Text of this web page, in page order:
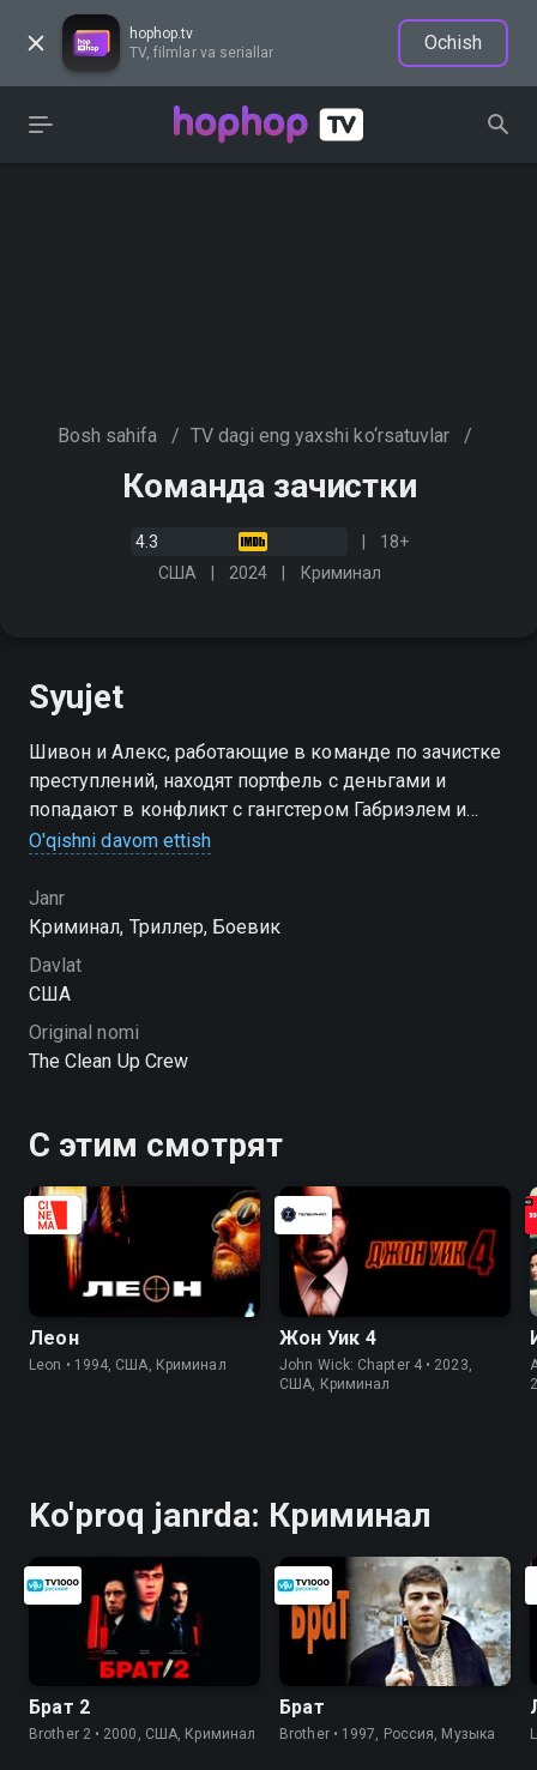
hophop.tv
TV, filmlar va seriallar
Ochish
Bosh sahifa / TV dagi eng yaxshi ko‘rsatuvlar /
Команда зачистки
4.3
18+
США
2024 Криминал
Syujet
Шивон и Алекс, работающие в команде по зачистке
преступлений, находят портфель с деньгами и
попадают в конфликт с гангстером Габриэлем и
коррумпированными агентами
O'qishni davom ettish
Janr
Криминал, Триллер, Боевик
Davlat
США
Original nomi
The Clean Up Crew
С этим смотрят
Леон
Leon • 1994, США, Криминал
Жон Уик 4
John Wick: Chapter 4 • 2023,
США, Криминал
Ko'proq janrda: Криминал
Брат 2
Brother 2 • 2000, США, Криминал
Брат
Brother • 1997, Россия, Музыка